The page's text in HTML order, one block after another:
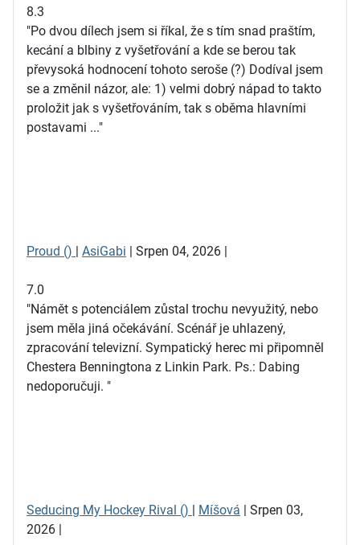
8.3
"Po dvou dílech jsem si říkal, že s tím snad praštím,
kecání a blbiny z vyšetřování a kde se berou tak
převysoká hodnocení tohoto seroše (?) Dodíval jsem
se a změnil názor, ale: 1) velmi dobrý nápad to takto
proložit jak s vyšetřováním, tak s oběma hlavními
postavami ..."
Proud () | AsiGabi | Srpen 04, 2026 |
7.0
"Námět s potenciálem zůstal trochu nevyužitý, nebo
jsem měla jiná očekávání. Scénář je uhlazený,
zpracování televizní. Sympatický herec mi připomněl
Chestera Benningtona z Linkin Park. Ps.: Dabing
nedoporučuji. "
Seducing My Hockey Rival () | Míšová | Srpen 03,
2026 |